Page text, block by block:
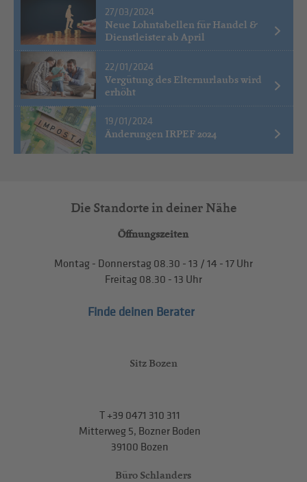
27/03/2024
Neue Lohntabellen für Handel &
Dienstleister ab April
22/01/2024
Vergütung des Elternurlaubs wird
erhöht
19/01/2024
Änderungen IRPEF 2024
Die Standorte in deiner Nähe
Öffnungszeiten
Montag - Donnerstag 08.30 - 13 / 14 - 17 Uhr
Freitag 08.30 - 13 Uhr
Finde deinen Berater
Sitz Bozen
T+39 0471 310 311
Mitterweg 5, Bozner Boden
39100 Bozen
Büro Schlanders